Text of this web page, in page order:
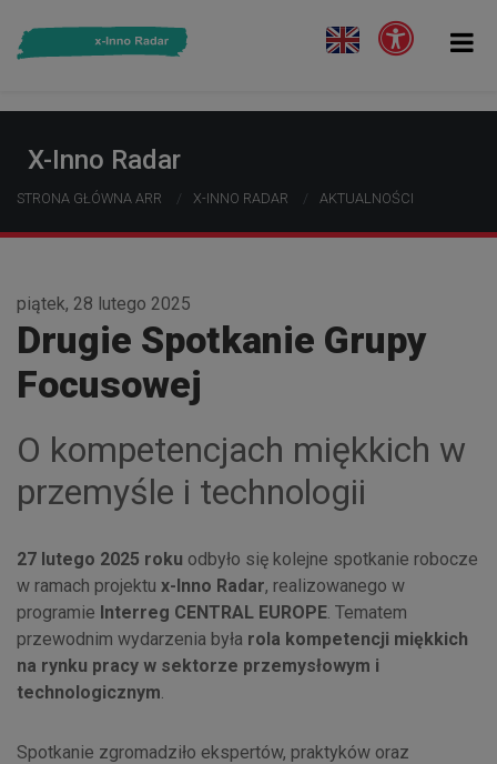
X-Inno Radar
STRONA GŁÓWNA ARR X-INNO RADAR AKTUALNOŚCI
piątek, 28 lutego 2025
Drugie Spotkanie Grupy
Focusowej
O kompetencjach miękkich w
przemyśle i technologii
27 lutego 2025 roku odbyło się kolejne spotkanie robocze
w ramach projektu x-Inno Radar, realizowanego w
programie Interreg CENTRAL EUROPE. Tematem
przewodnim wydarzenia była rola kompetencji miękkich
na rynku pracy w sektorze przemysłowym i
technologicznym.
Spotkanie zgromadziło ekspertów, praktyków oraz